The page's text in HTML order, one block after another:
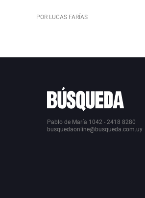
POR LUCAS FARÍAS
Pablo de María 1042 - 2418 8280
busquedaonline@busqueda.com.uy